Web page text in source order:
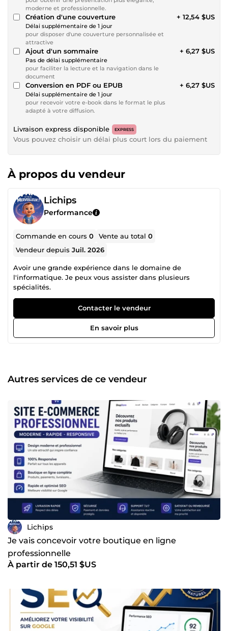
moderne et professionnelle.
Création d'une couverture
Délai supplémentaire de 1 jour
pour disposer d'une couverture personnalisée et
attractive
+ 12,54 $US
Ajout d'un sommaire
Pas de délai supplémentaire
pour faciliter la lecture et la navigation dans le
document
+ 6,27 $US
Conversion en PDF ou EPUB
Délai supplémentaire de 1 jour
pour recevoir votre e-book dans le format le plus
adapté à votre diffusion.
+ 6,27 $US
Livraison express disponible EXPRESS
Vous pouvez choisir un délai plus court lors du paiement
À propos du vendeur
Lichips
Performance
Commande en cours0 Vente au total0
Vendeur depuisJuil. 2026
Avoir une grande expérience dans le domaine de
l'informatique. Je peux vous assister dans plusieurs
spécialités.
Contacter le vendeur
En savoir plus
Autres services de ce vendeur
Lichips
Je vais concevoir votre boutique en ligne
professionnelle
À partir de 150,51 $US